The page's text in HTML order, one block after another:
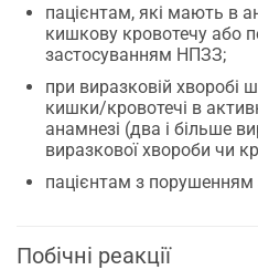
пацієнтам, які мають в
кишкову кровотечу або
застосуванням НПЗЗ;
при виразковій хворобі
кишки/кровотечі в
анамнезі (два і більше
виразкової хвороби чи
пацієнтам з порушенням
Побічні реакції